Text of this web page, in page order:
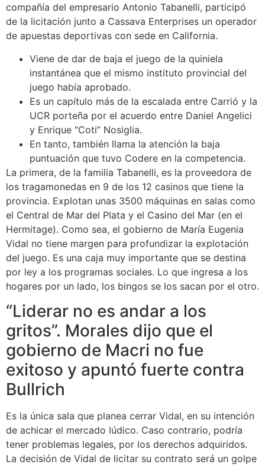
compañía del empresario Antonio Tabanelli, participó
de la licitación junto a Cassava Enterprises un operador
de apuestas deportivas con sede en California.
Viene de dar de baja el juego de la quiniela
instantánea que el mismo instituto provincial del
juego había aprobado.
Es un capítulo más de la escalada entre Carrió y la
UCR porteña por el acuerdo entre Daniel Angelici
y Enrique “Coti” Nosiglia.
En tanto, también llama la atención la baja
puntuación que tuvo Codere en la competencia.
La primera, de la familia Tabanelli, es la proveedora de
los tragamonedas en 9 de los 12 casinos que tiene la
provincia. Explotan unas 3500 máquinas en salas como
el Central de Mar del Plata y el Casino del Mar (en el
Hermitage). Como sea, el gobierno de María Eugenia
Vidal no tiene margen para profundizar la explotación
del juego. Es una caja muy importante que se destina
por ley a los programas sociales. Lo que ingresa a los
hogares por un lado, los bingos se los sacan por el otro.
“Liderar no es andar a los
gritos”. Morales dijo que el
gobierno de Macri no fue
exitoso y apuntó fuerte contra
Bullrich
Es la única sala que planea cerrar Vidal, en su intención
de achicar el mercado lúdico. Caso contrario, podría
tener problemas legales, por los derechos adquiridos.
La decisión de Vidal de licitar su contrato será un golpe